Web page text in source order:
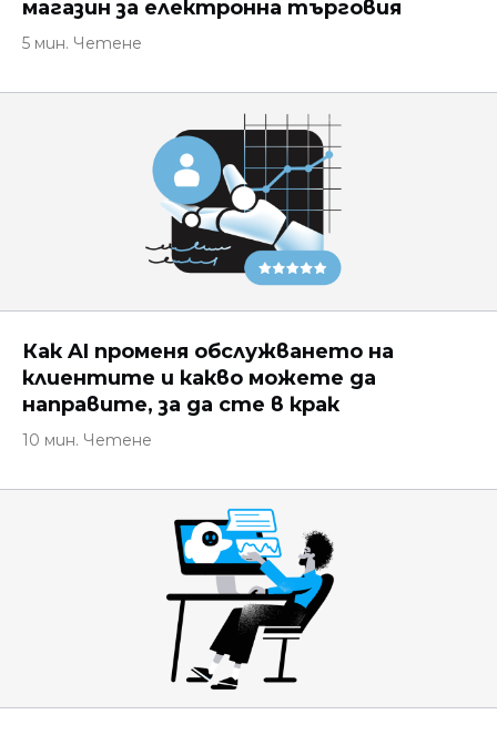
магазин за електронна търговия
5 мин. Четене
Как AI променя обслужването на
клиентите и какво можете да
направите, за да сте в крак
10 мин. Четене